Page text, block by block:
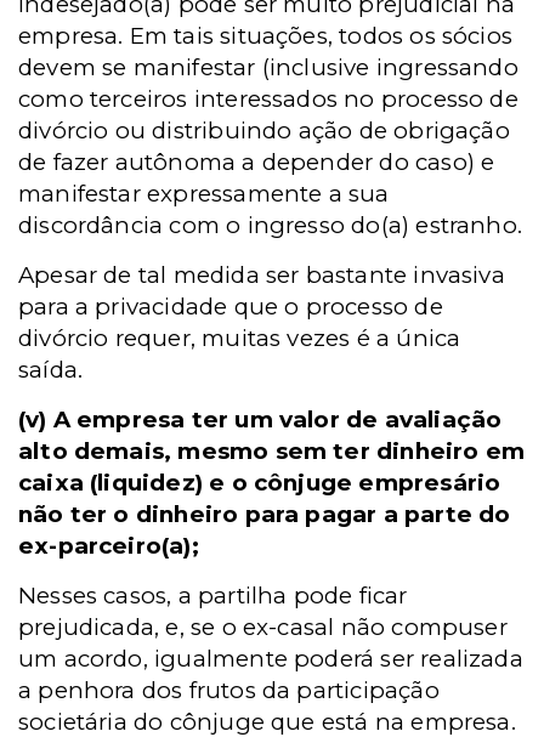
empresa. Em tais situações, todos os sócios
devem se manifestar (inclusive ingressando
como terceiros interessados no processo de
divórcio ou distribuindo ação de obrigação
de fazer autônoma a depender do caso) e
manifestar expressamente a sua
discordância com o ingresso do(a) estranho.
Apesar de tal medida ser bastante invasiva
para a privacidade que o processo de
divórcio requer, muitas vezes é a única
saída.
(v) A empresa ter um valor de avaliação
alto demais, mesmo sem ter dinheiro em
caixa (liquidez) e o cônjuge empresário
não ter o dinheiro para pagar a parte do
ex-parceiro(a);
Nesses casos, a partilha pode ficar
prejudicada, e, se o ex-casal não compuser
um acordo, igualmente poderá ser realizada
a penhora dos frutos da participação
societária do cônjuge que está na empresa.